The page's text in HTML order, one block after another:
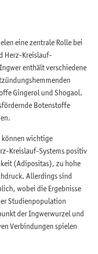
eine zentrale Rolle bei
Herz-Kreislauf-
enthält verschiedene
Gingerol und Shogaol.
Botenstoffe
wichtige
Kreislauf-Systems positiv
(Adipositas), zu hohe
Allerdings sind
wobei die Ergebnisse
Studienpopulation
der Ingwerwurzel und
Verbindungen spielen